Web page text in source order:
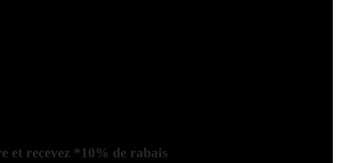
et recevez *10% de rabais